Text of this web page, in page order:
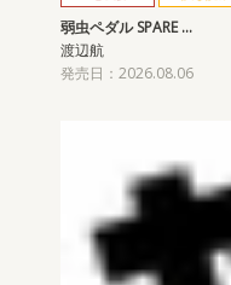
弱虫ペダル SPARE …
渡辺航
発売日：2026.08.06